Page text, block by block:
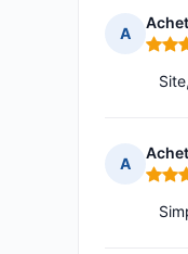
A
Note
A
Note